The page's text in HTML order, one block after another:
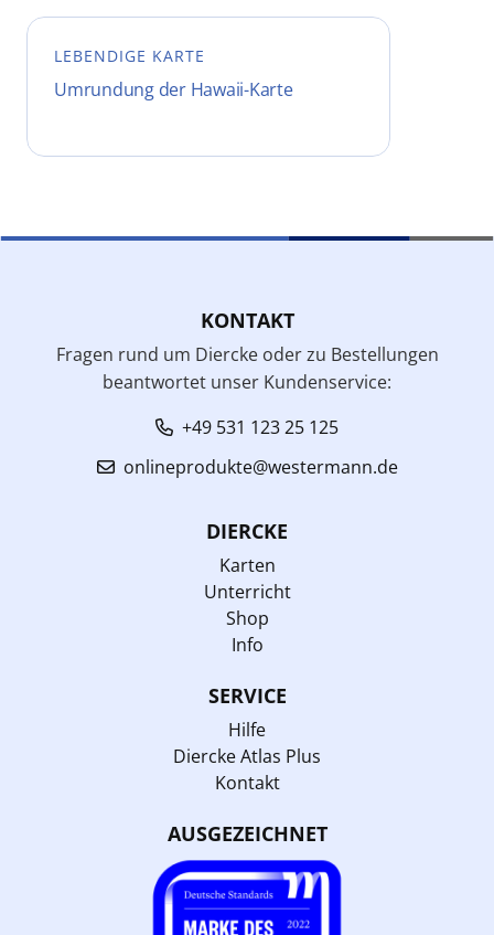
LEBENDIGE KARTE
Umrundung der Hawaii-Karte
KONTAKT
Fragen rund um Diercke oder zu Bestellungen
beantwortet unser Kundenservice:
+49 531 123 25 125
onlineprodukte@westermann.de
DIERCKE
Karten
Unterricht
Shop
Info
SERVICE
Hilfe
Diercke Atlas Plus
Kontakt
AUSGEZEICHNET